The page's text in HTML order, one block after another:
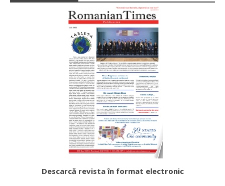
Descarcă revista în format electronic